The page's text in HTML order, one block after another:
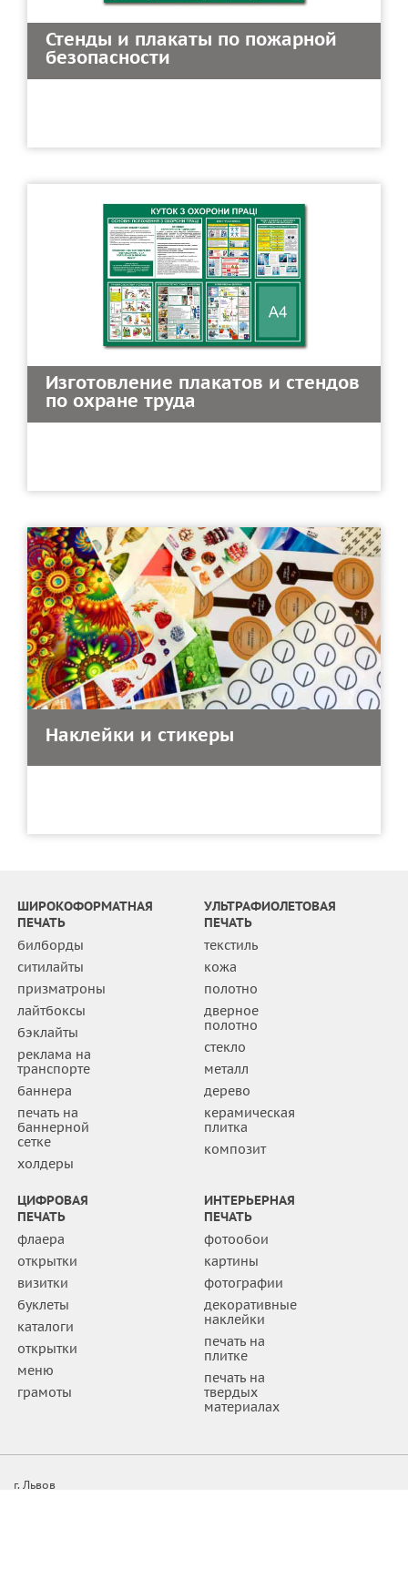
Стенды и плакаты по пожарной
безопасности
Изготовление плакатов и стендов
по охране труда
Наклейки и стикеры
ШИРОКОФОРМАТНАЯ
ПЕЧАТЬ
билборды
ситилайты
призматроны
лайтбоксы
бэклайты
реклама на
транспорте
баннера
печать на
баннерной
сетке
холдеры
УЛЬТРАФИОЛЕТОВАЯ
ПЕЧАТЬ
текстиль
кожа
полотно
дверное
полотно
стекло
металл
дерево
керамическая
плитка
композит
ЦИФРОВАЯ
ПЕЧАТЬ
флаера
открытки
визитки
буклеты
каталоги
открытки
меню
грамоты
ИНТЕРЬЕРНАЯ
ПЕЧАТЬ
фотообои
картины
фотографии
декоративные
наклейки
печать на
плитке
печать на
твердых
материалах
г. Львов